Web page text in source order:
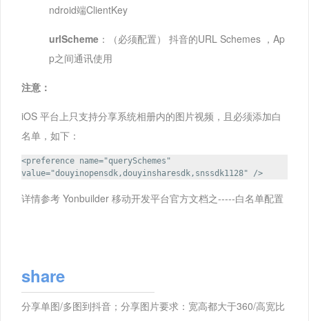
ndroid端ClientKey
urlScheme ：（必须配置） 抖音的URL Schemes ，Ap
p之间通讯使用
注意：
iOS 平台上只支持分享系统相册内的图片视频，且必须添加白
名单，如下：
<preference name="querySchemes"
value="douyinopensdk,douyinsharesdk,snssdk1128" />
详情参考 Yonbuilder 移动开发平台官方文档之-----白名单配置
share
分享单图/多图到抖音；分享图片要求：宽高都大于360/高宽比